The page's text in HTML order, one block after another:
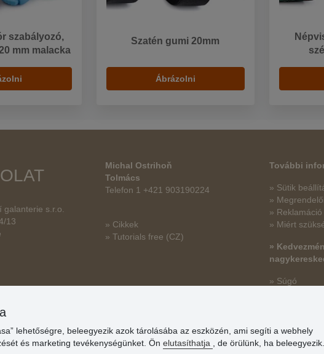
szabályozó,
mm malacka
Szatén gumi 20mm
Ábrázolni
galanterie s.r.o.
13
Michal Ostrihoň
Tolmács
Telefon 1 +421 903190224
» Cikkek
» Tutorials free (CZ)
További
» Sütik
»
» Reklamáció
» Miért
»
» Súgó
lehetőségre, beleegyezik azok tárolásába az eszközén, ami segíti a webhely
és marketing tevékenységünket. Ön elutasíthatja , de örülünk, ha beleegyezik.